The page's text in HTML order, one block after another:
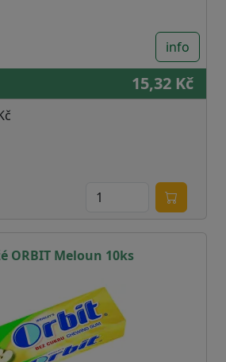
info
15,32 Kč
ORBIT Meloun 10ks